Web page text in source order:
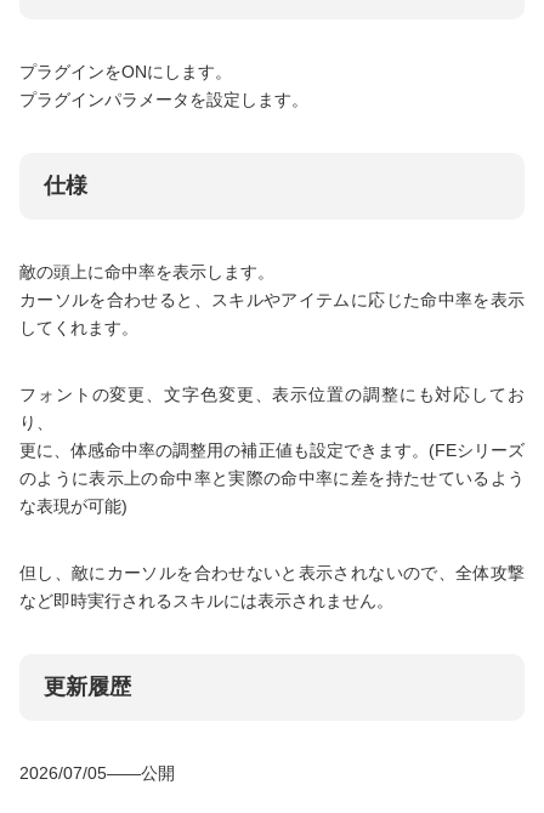
プラグインをONにします。
プラグインパラメータを設定します。
仕様
敵の頭上に命中率を表示します。
カーソルを合わせると、スキルやアイテムに応じた命中率を表示
してくれます。
フォントの変更、文字色変更、表示位置の調整にも対応してお
り、
更に、体感命中率の調整用の補正値も設定できます。(FEシリーズ
のように表示上の命中率と実際の命中率に差を持たせているよう
な表現が可能)
但し、敵にカーソルを合わせないと表示されないので、全体攻撃
など即時実行されるスキルには表示されません。
更新履歴
2026/07/05――公開